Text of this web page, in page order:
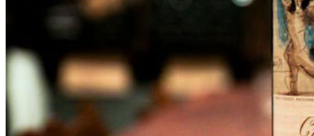
年份
酒具周边
投资收藏
留学教育
名庄
基础知识
品种
年份
酒具周边